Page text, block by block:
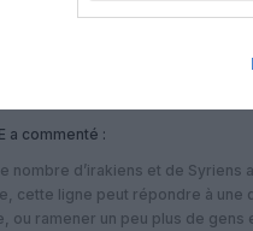
:
aller f….. à Irbil?
a commenté :
nombre d’irakiens et de Syriens
cette ligne peut répondre à une
ou ramener un peu plus de gens